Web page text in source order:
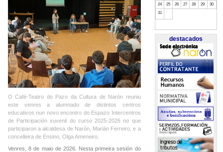
O Café-Teatro do Pazo da Cultura de Narón reuniu
este venres a alumnado de distintos centros
educativos nun novo encontro do Espazo Intercentros
de Participación xuvenil do curso 2025-2026 no que
participaron a alcaldesa de Narón, Marián Ferreiro, e a
concelleira de Ensino, Olga Ameneiro.
Venres, 8 de maio de 2026. Nesta primeira sesión do
24
25 26 27 28 29
30
31
destacados